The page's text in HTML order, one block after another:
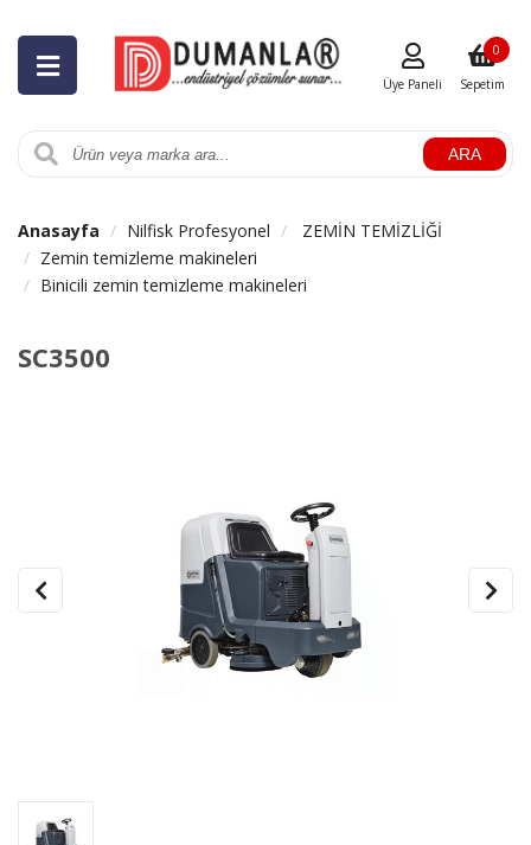
ARA
Üye Paneli Sepetim
0
Anasayfa Nilfisk Profesyonel
ZEMİN TEMİZLİĞİ
Zemin temizleme makineleri
Binicili zemin temizleme makineleri
SC3500